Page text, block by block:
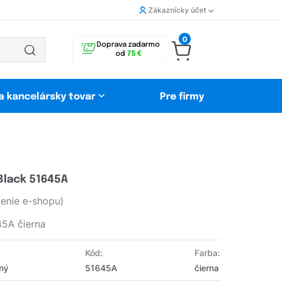
Zákaznícky účet
Doprava zadarmo
od 75 €
0
kancelársky tovar Pre firmy
51645A
e-shopu)
čierna
Kód:
51645A
Farba:
čierna